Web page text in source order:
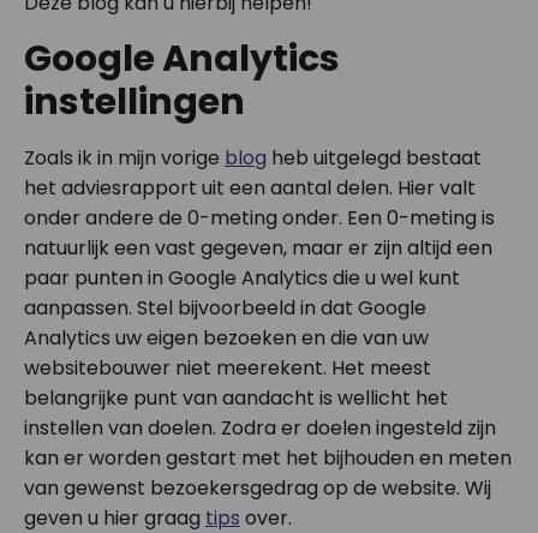
Google Analytics
instellingen
Zoals ik in mijn vorige blog heb uitgelegd bestaat
het adviesrapport uit een aantal delen. Hier valt
onder andere de 0-meting onder. Een 0-meting is
natuurlijk een vast gegeven, maar er zijn altijd een
paar punten in Google Analytics die u wel kunt
aanpassen. Stel bijvoorbeeld in dat Google
Analytics uw eigen bezoeken en die van uw
websitebouwer niet meerekent. Het meest
belangrijke punt van aandacht is wellicht het
instellen van doelen. Zodra er doelen ingesteld zijn
kan er worden gestart met het bijhouden en meten
van gewenst bezoekersgedrag op de website. Wij
geven u hier graag tips over.